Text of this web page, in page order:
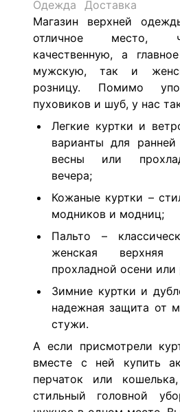
Одежда
Доставка
Магазин верхней
отличное место,
качественную, а
мужскую, так и
розницу. Помимо
пуховиков и шуб, у нас
Легкие куртки и
варианты для
весны или
вечера;
Кожаные куртки –
модников и модниц;
Пальто –
женская
прохладной осени или
Зимние куртки и
надежная защита от
стужи.
А если присмотрели
вместе с ней купить
перчаток или
стильный головной